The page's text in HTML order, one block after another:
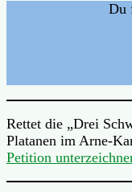
Du
Rettet die „Drei
Platanen im Arne-
Petition